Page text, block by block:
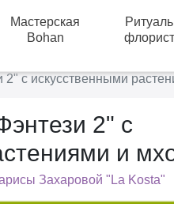
Мастерская
Bohan
2" с искусственными
2" с
и
Захаровой "La Kosta"